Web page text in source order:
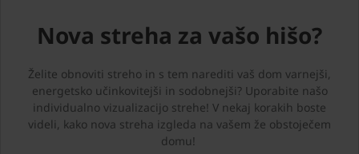
Nova streha za vašo hišo?
Želite obnoviti streho in s tem narediti vaš dom varnejši,
energetsko učinkovitejši in sodobnejši? Uporabite našo
individualno vizualizacijo strehe! V nekaj korakih boste
videli, kako nova streha izgleda na vašem že obstoječem
domu!